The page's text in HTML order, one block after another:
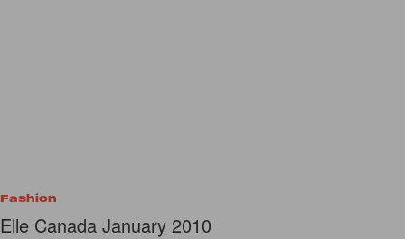
Fashion
Elle Canada January 2010